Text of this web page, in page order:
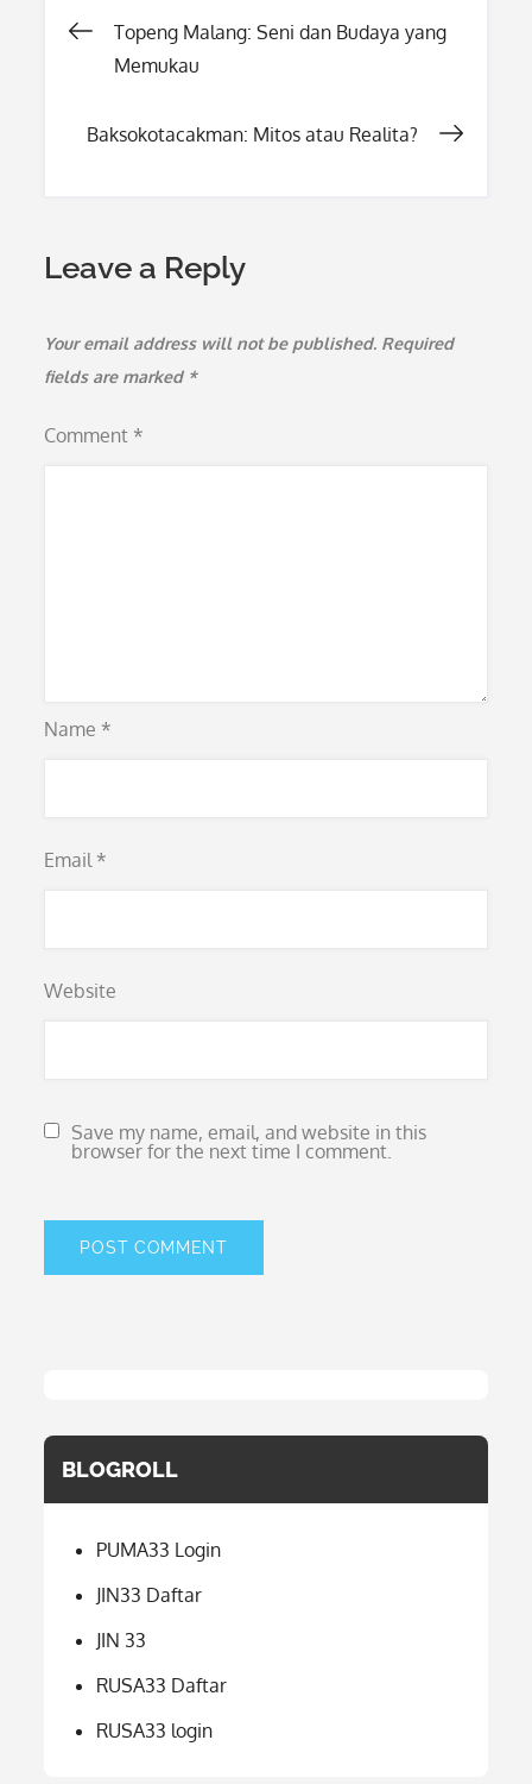
Post
Topeng Malang: Seni dan Budaya yang
Memukau
Baksokotacakman: Mitos atau Realita?
Leave a Reply
Your email address will not be published. Required
fields are marked *
Comment *
Name *
Email *
Website
Save my name, email, and website in this
browser for the next time I comment.
BLOGROLL
PUMA33 Login
JIN33 Daftar
JIN 33
RUSA33 Daftar
RUSA33 login